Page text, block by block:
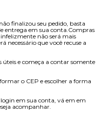
finalizou seu pedido, basta
entrega em sua conta.Compras
não será mais
necessário que você recuse a
e começa a contar somente
o CEP e escolher a forma
em sua conta, vá em em
acompanhar.